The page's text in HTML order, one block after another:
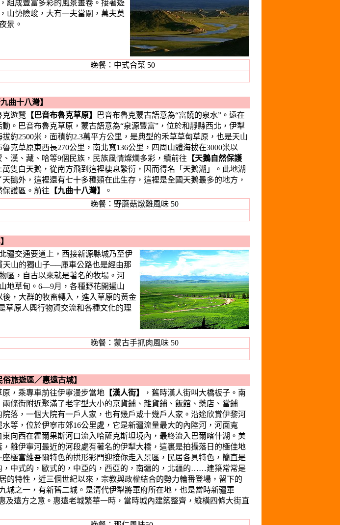
組成豐富多彩的風景畫卷。接著遊
山勢險峻，大有一夫當關，萬夫莫
景。
晚餐：中式合菜 50
曲十八灣】
遊覽 【巴音布魯克草原】
巴音布魯克蒙古語意為“富饒的泉水”。遠在
。巴音布魯克草原，蒙古語意為“泉源豐富”，位於和靜縣西北，伊犁
約2500米，面積約2.3萬平方公里，是典型的禾草草甸草原，也是天山
克草原東西長270公里，南北寬136公里，四周山體海拔在3000米以
漢、藏、哈等9個民族，民族風情燦爛多彩，續前往 【天鵝自然保護
隻白天鵝，從南方飛到這裡棲息繁衍，因而得名「天鵝湖」。此地湖
鵝外，這裡還有七十多種類在此生存，這裡是全國天鵝最多的地方，
護區。前往 【九曲十八灣】
。
晚餐：野蘑菇燉雞風味 50
疆交通要道上，西接新源縣城乃至伊
天山的獨山子──庫車公路也是經由那
區，自古以來就是著名的牧場。河
地草甸。6—9月，各種野花開遍山
，大群的牧畜轉入，進入草原的黃金
草原人興行物資交流和各種文化的理
晚餐：蒙古手抓肉風味 50
俗旅遊區／惠遠古城】
，乘專車前往伊寧漫步當地【漢人街】
，舊時漢人街叫大橋板子。南
條街附近聚滿了老字型大小的京貨鋪、雜貨鋪、飯館、藥店、當鋪
落，一個大院有一戶人家，也有幾戶或十幾戶人家。沿途欣賞伊黎河
等，位於伊寧市郊16公里處，它是新疆流量最大的內陸河，河面寬
東向西在霍爾果斯河口流入哈薩克斯坦境內，最終流入巴爾喀什湖。美
離伊寧河最近的河段處有著名的伊犁大橋，這裏是拍攝落日的極佳地
座極富維吾爾特色的拱形彩門迎接你走入景區，民居各具特色，簡直是
，中式的，歐式的，中亞的，西亞的，南疆的，北疆的……建築常常是
特性，近三個世紀以來，宗教與政權結合的勢力輪番登場，留下的
城之一，有新舊二城。是清代伊犁將軍府所在地，也是當時新疆軍
遠方之意。惠遠老城繁華一時，當時城內建築整齊，縱橫四條大街直